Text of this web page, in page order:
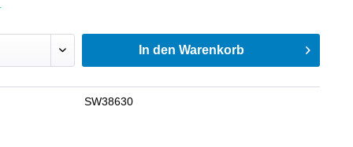
In den Warenkorb
SW38630